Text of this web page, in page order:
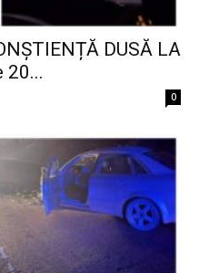
DUSĂ LA
20...
0